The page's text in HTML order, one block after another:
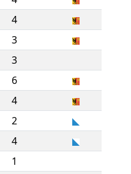
4
3
3
6
4
2
4
1